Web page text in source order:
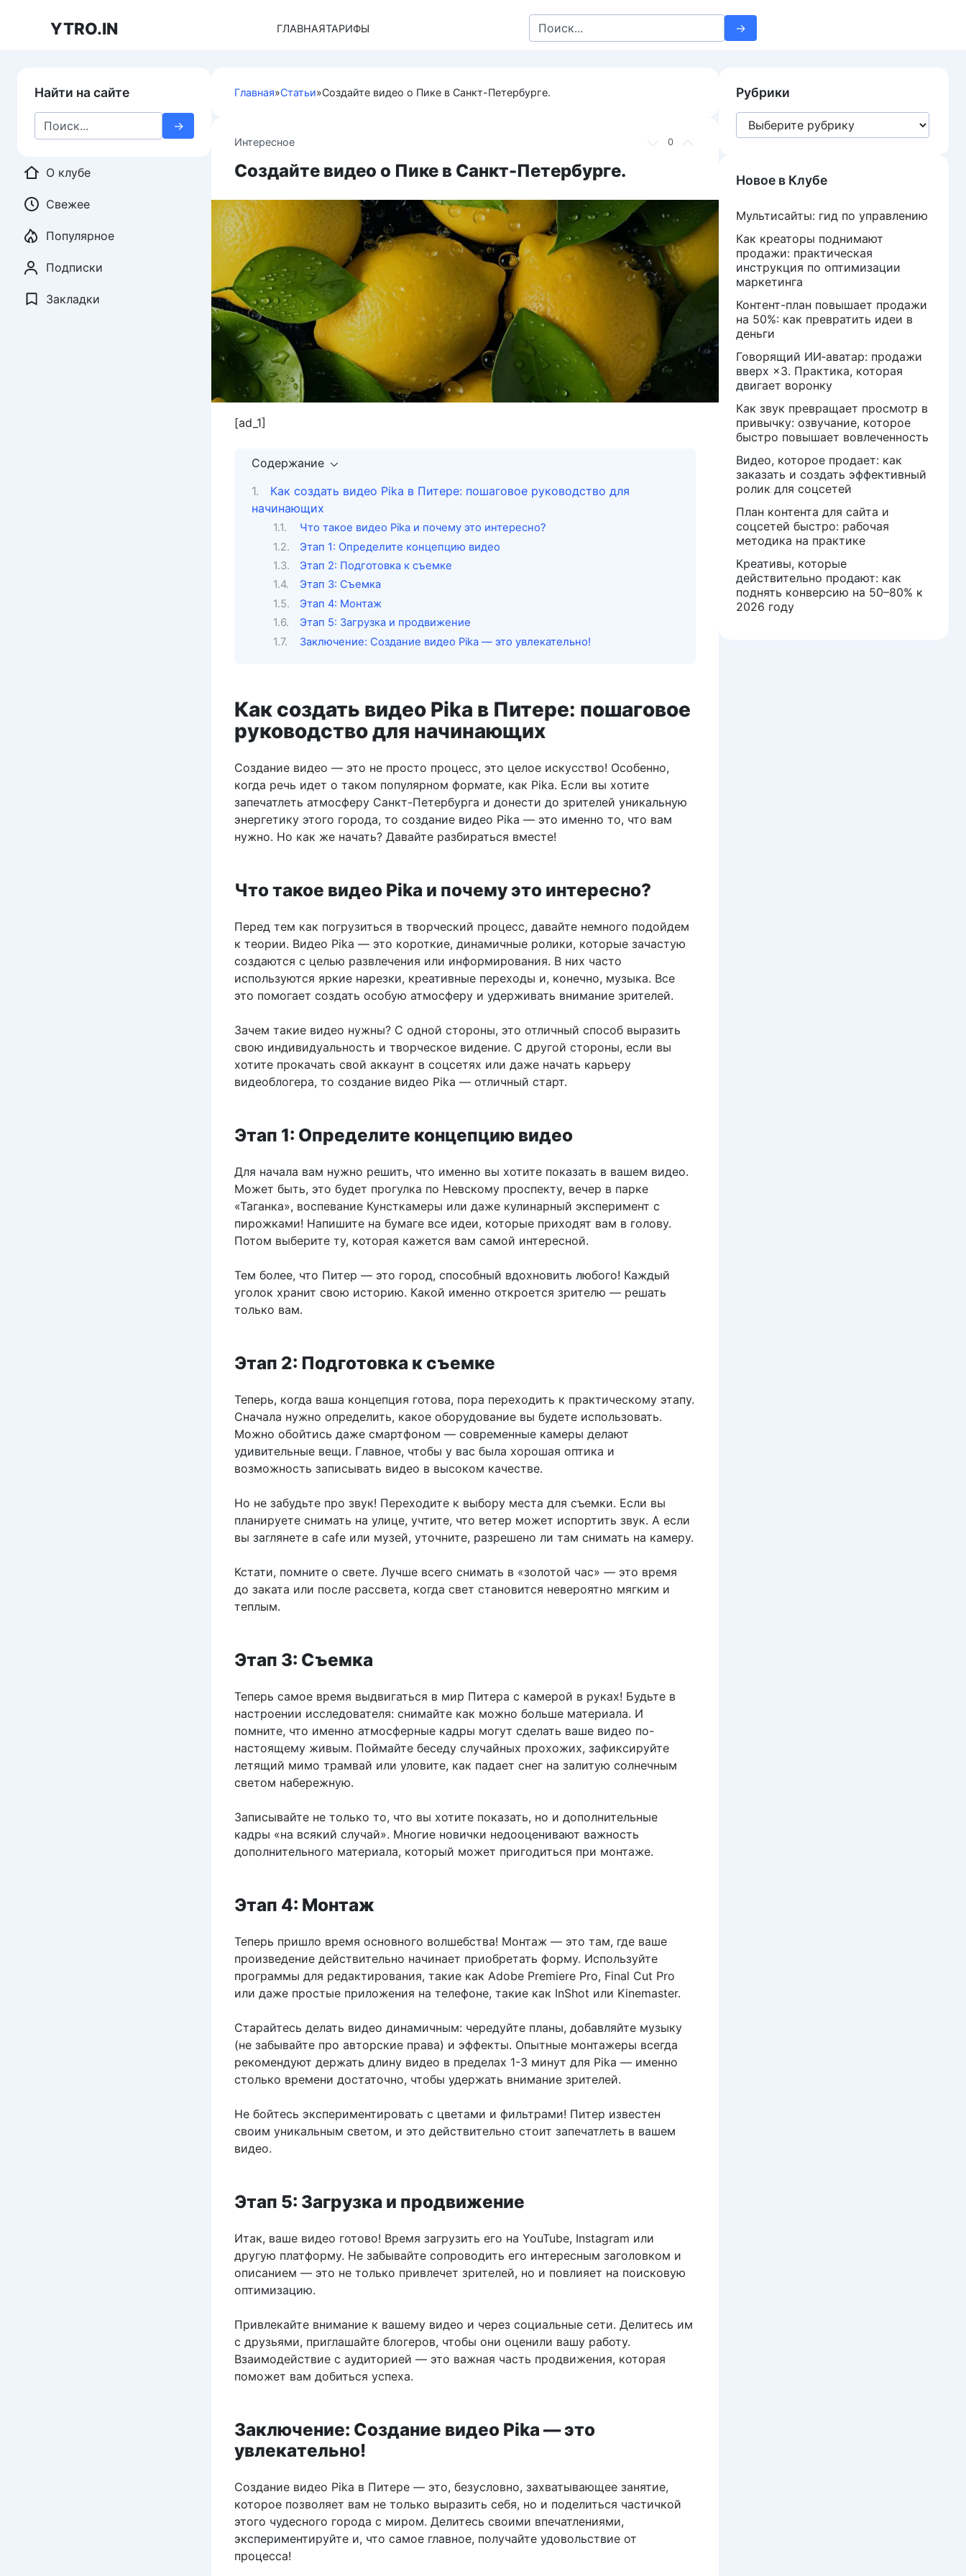
YTRO.IN ГЛАВНАЯТАРИФЫ
Search
for:
Главная»Статьи»Создайте видео о Пике в Санкт-Петербурге.
0
Интересное
Создайте видео о Пике в Санкт-Петербурге.
[ad_1]
Содержание
Как создать видео Pika в Питере: пошаговое руководство для
начинающих
Что такое видео Pika и почему это интересно?
Этап 1: Определите концепцию видео
Этап 2: Подготовка к съемке
Этап 3: Съемка
Этап 4: Монтаж
Этап 5: Загрузка и продвижение
Заключение: Создание видео Pika — это увлекательно!
Как создать видео Pika в Питере: пошаговое
руководство для начинающих
Создание видео — это не просто процесс, это целое искусство! Особенно,
когда речь идет о таком популярном формате, как Pika. Если вы хотите
запечатлеть атмосферу Санкт-Петербурга и донести до зрителей уникальную
энергетику этого города, то создание видео Pika — это именно то, что вам
нужно. Но как же начать? Давайте разбираться вместе!
Что такое видео Pika и почему это интересно?
Перед тем как погрузиться в творческий процесс, давайте немного подойдем
к теории. Видео Pika — это короткие, динамичные ролики, которые зачастую
создаются с целью развлечения или информирования. В них часто
используются яркие нарезки, креативные переходы и, конечно, музыка. Все
это помогает создать особую атмосферу и удерживать внимание зрителей.
Зачем такие видео нужны? С одной стороны, это отличный способ выразить
свою индивидуальность и творческое видение. С другой стороны, если вы
хотите прокачать свой аккаунт в соцсетях или даже начать карьеру
видеоблогера, то создание видео Pika — отличный старт.
Этап 1: Определите концепцию видео
Для начала вам нужно решить, что именно вы хотите показать в вашем видео.
Может быть, это будет прогулка по Невскому проспекту, вечер в парке
«Таганка», воспевание Кунсткамеры или даже кулинарный эксперимент с
пирожками! Напишите на бумаге все идеи, которые приходят вам в голову.
Потом выберите ту, которая кажется вам самой интересной.
Тем более, что Питер — это город, способный вдохновить любого! Каждый
уголок хранит свою историю. Какой именно откроется зрителю — решать
только вам.
Этап 2: Подготовка к съемке
Теперь, когда ваша концепция готова, пора переходить к практическому этапу.
Сначала нужно определить, какое оборудование вы будете использовать.
Можно обойтись даже смартфоном — современные камеры делают
удивительные вещи. Главное, чтобы у вас была хорошая оптика и
возможность записывать видео в высоком качестве.
Но не забудьте про звук! Переходите к выбору места для съемки. Если вы
планируете снимать на улице, учтите, что ветер может испортить звук. А если
вы заглянете в cafe или музей, уточните, разрешено ли там снимать на камеру.
Кстати, помните о свете. Лучше всего снимать в «золотой час» — это время
до заката или после рассвета, когда свет становится невероятно мягким и
теплым.
Этап 3: Съемка
Теперь самое время выдвигаться в мир Питера с камерой в руках! Будьте в
настроении исследователя: снимайте как можно больше материала. И
помните, что именно атмосферные кадры могут сделать ваше видео по-
настоящему живым. Поймайте беседу случайных прохожих, зафиксируйте
летящий мимо трамвай или уловите, как падает снег на залитую солнечным
светом набережную.
Записывайте не только то, что вы хотите показать, но и дополнительные
кадры «на всякий случай». Многие новички недооценивают важность
дополнительного материала, который может пригодиться при монтаже.
Этап 4: Монтаж
Теперь пришло время основного волшебства! Монтаж — это там, где ваше
произведение действительно начинает приобретать форму. Используйте
программы для редактирования, такие как Adobe Premiere Pro, Final Cut Pro
или даже простые приложения на телефоне, такие как InShot или Kinemaster.
Старайтесь делать видео динамичным: чередуйте планы, добавляйте музыку
(не забывайте про авторские права) и эффекты. Опытные монтажеры всегда
рекомендуют держать длину видео в пределах 1-3 минут для Pika — именно
столько времени достаточно, чтобы удержать внимание зрителей.
Не бойтесь экспериментировать с цветами и фильтрами! Питер известен
своим уникальным светом, и это действительно стоит запечатлеть в вашем
видео.
Этап 5: Загрузка и продвижение
Итак, ваше видео готово! Время загрузить его на YouTube, Instagram или
другую платформу. Не забывайте сопроводить его интересным заголовком и
описанием — это не только привлечет зрителей, но и повлияет на поисковую
оптимизацию.
Привлекайте внимание к вашему видео и через социальные сети. Делитесь им
с друзьями, приглашайте блогеров, чтобы они оценили вашу работу.
Взаимодействие с аудиторией — это важная часть продвижения, которая
поможет вам добиться успеха.
Заключение: Создание видео Pika — это
увлекательно!
Создание видео Pika в Питере — это, безусловно, захватывающее занятие,
которое позволяет вам не только выразить себя, но и поделиться частичкой
этого чудесного города с миром. Делитесь своими впечатлениями,
экспериментируйте и, что самое главное, получайте удовольствие от
процесса!
Найти на сайте
Search
for:
О клубе
Свежее
Популярное
Подписки
Закладки
Рубрики
Рубрики
Новое в Клубе
Мультисайты: гид по управлению
Как креаторы поднимают
продажи: практическая
инструкция по оптимизации
маркетинга
Контент-план повышает продажи
на 50%: как превратить идеи в
деньги
Говорящий ИИ‑аватар: продажи
вверх ×3. Практика, которая
двигает воронку
Как звук превращает просмотр в
привычку: озвучание, которое
быстро повышает вовлеченность
Видео, которое продает: как
заказать и создать эффективный
ролик для соцсетей
План контента для сайта и
соцсетей быстро: рабочая
методика на практике
Креативы, которые
действительно продают: как
поднять конверсию на 50–80% к
2026 году